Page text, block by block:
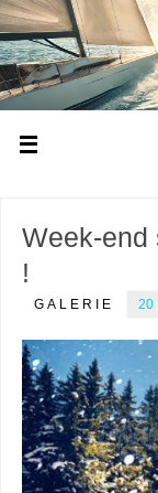
Week-end
!
GALERIE 20